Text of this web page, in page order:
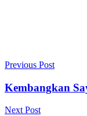
Previous Post
Kembangkan
Next Post